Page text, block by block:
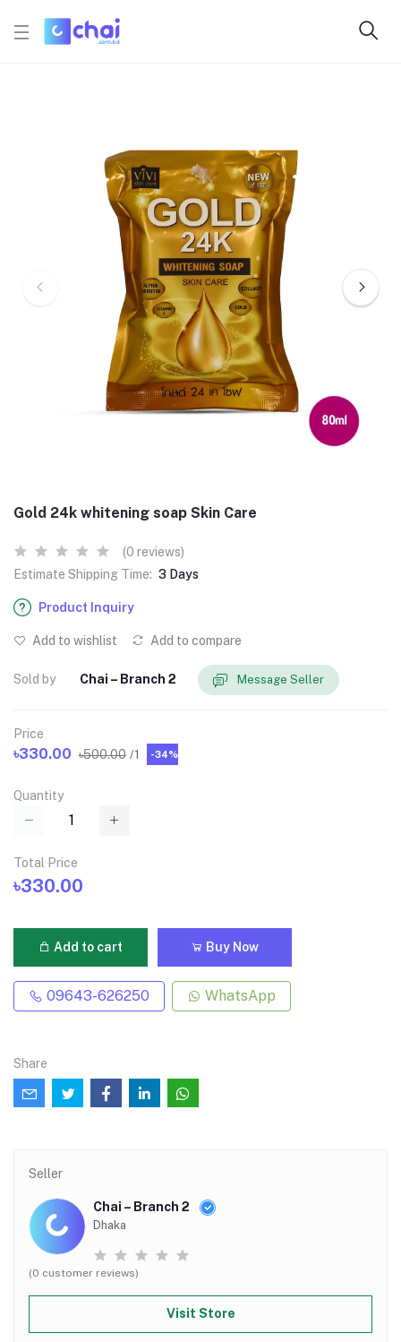
Gold 24k whitening soap Skin Care
(0 reviews)
Estimate Shipping Time: 3 Days
Product Inquiry
Add to wishlist Add to compare
Sold by Chai – Branch 2 Message Seller
Price
৳330.00 ৳500.00 /1 -34%
Quantity
Total Price
৳330.00
Add to cart Buy Now
09643-626250 WhatsApp
Share
Seller
Chai – Branch 2
Dhaka
(0 customer reviews)
Visit Store